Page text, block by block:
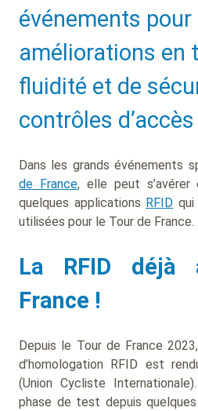
événements
améliorations en
fluidité et de
contrôles
Dans les grands événements
de France, elle peut s’avérer
quelques applications RFID
utilisées pour le Tour de France.
La RFID déjà
France !
Depuis le Tour de France
d’homologation RFID est
(Union Cycliste
phase de test depuis